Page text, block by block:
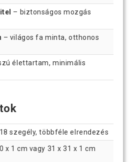
– biztonságos mozgás
– világos fa minta, otthonos
élettartam, minimális
szegély, többféle elrendezés
x 1 cm vagy 31 x 31 x 1 cm